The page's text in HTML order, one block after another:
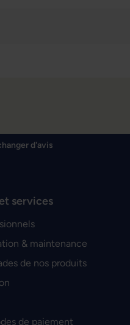
d'avis
services
& maintenance
de nos produits
de paiement